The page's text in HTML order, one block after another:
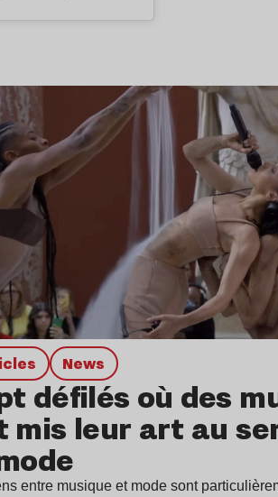
news
défilés où des
mis leur art au
entre musique et mode sont
Lire l’article